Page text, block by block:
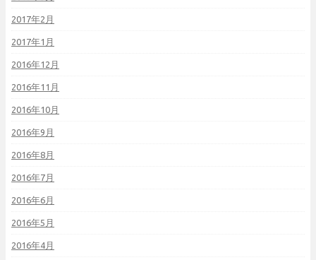
2017年2月
2017年1月
2016年12月
2016年11月
2016年10月
2016年9月
2016年8月
2016年7月
2016年6月
2016年5月
2016年4月